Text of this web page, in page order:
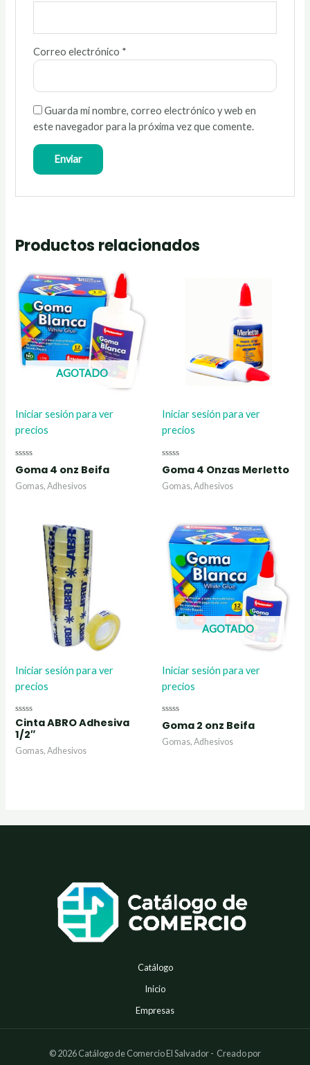
Correo electrónico *
Guarda mi nombre, correo electrónico y web en
este navegador para la próxima vez que comente.
Productos relacionados
AGOTADO
Iniciar sesión para ver
precios
Valorado
con
0
de
Goma 4 onz Beifa
Gomas, Adhesivos
Iniciar sesión para ver
precios
Valorado
con
0
de
Goma 4 Onzas Merletto
Gomas, Adhesivos
Iniciar sesión para ver
precios
Valorado
con
0
de
5
Cinta ABRO Adhesiva
1/2″
Gomas, Adhesivos
AGOTADO
Iniciar sesión para ver
precios
Valorado
con
0
de
Goma 2 onz Beifa
Gomas, Adhesivos
Catálogo
Inicio
Empresas
© 2026 Catálogo de Comercio El Salvador - Creado por